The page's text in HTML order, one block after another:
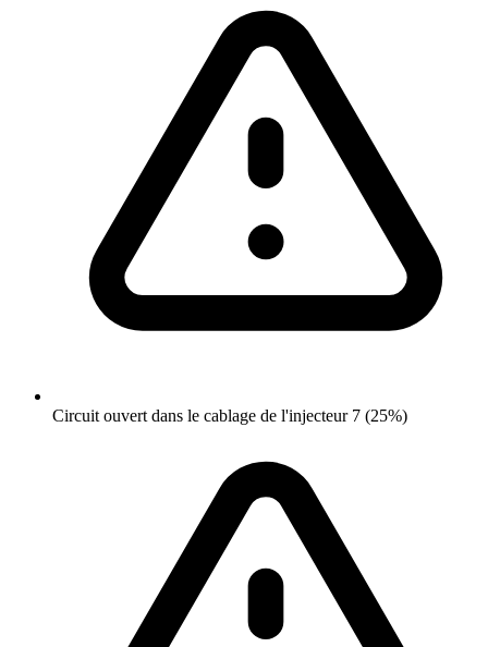
Circuit ouvert dans le cablage de l'injecteur 7 (25%)